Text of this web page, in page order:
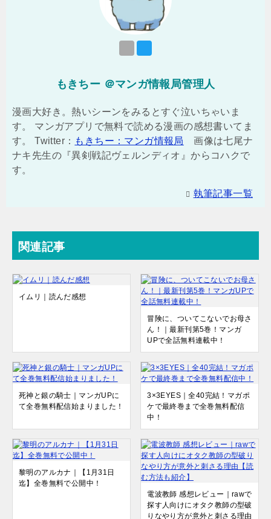
もきちー ＠マンガ情報局管理人
漫画大好き。熱いシーンをみるとすぐ泣いちゃいま
す。 マンガアプリで無料で読める漫画の感想書いてま
す。 Twitter： もきちー：マンガ情報局
画像は七尾ナ
ナキ先生の『異剣戦記ヴェルンディオ』からコハクで
す。
執筆記事一覧
関連記事
イムリ｜読んだ感想
冒険に、ついてこないでお母さ
ん！｜最新刊第5巻！マンガ
UPで全話無料連載中！
死神と銀の騎士｜マンガUPに
て全巻無料配信始まりました！
3×3EYES｜全40完結！マガポ
ケで最終巻まで全巻無料配信
中！
黎明のアルカナ｜【1月31日
迄】全巻無料で公開中！
電波教師 感想レビュー｜rawで
探す人向けにオタク教師の型破
りなやり方が意外と刺さる理由